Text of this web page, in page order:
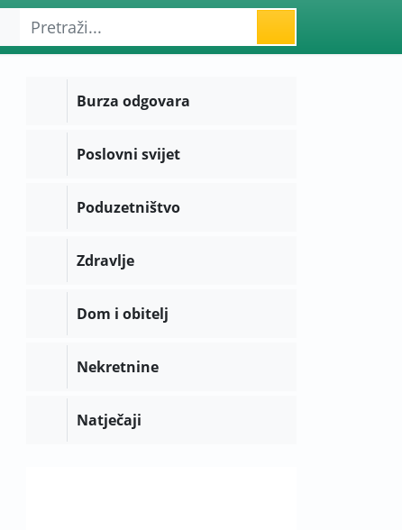
Burza odgovara
Poslovni svijet
Poduzetništvo
Zdravlje
Dom i obitelj
Nekretnine
Natječaji